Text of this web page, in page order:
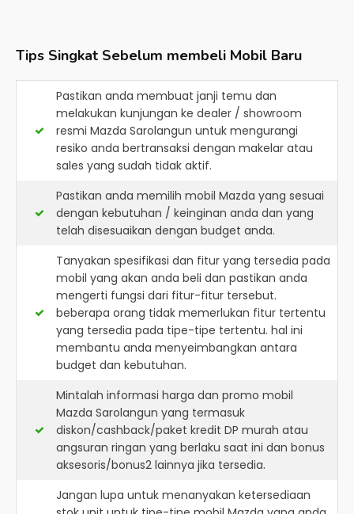
Tips Singkat Sebelum membeli Mobil Baru
Pastikan anda membuat janji temu dan
melakukan kunjungan ke dealer / showroom
resmi Mazda Sarolangun untuk mengurangi
resiko anda bertransaksi dengan makelar atau
sales yang sudah tidak aktif.
Pastikan anda memilih mobil Mazda yang sesuai
dengan kebutuhan / keinginan anda dan yang
telah disesuaikan dengan budget anda.
Tanyakan spesifikasi dan fitur yang tersedia pada
mobil yang akan anda beli dan pastikan anda
mengerti fungsi dari fitur-fitur tersebut.
beberapa orang tidak memerlukan fitur tertentu
yang tersedia pada tipe-tipe tertentu. hal ini
membantu anda menyeimbangkan antara
budget dan kebutuhan.
Mintalah informasi harga dan promo mobil
Mazda Sarolangun yang termasuk
diskon/cashback/paket kredit DP murah atau
angsuran ringan yang berlaku saat ini dan bonus
aksesoris/bonus2 lainnya jika tersedia.
Jangan lupa untuk menanyakan ketersediaan